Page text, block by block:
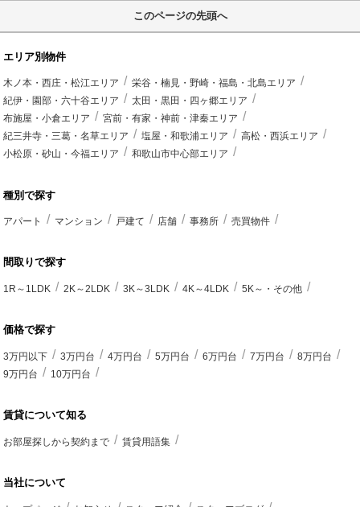
このページの先頭へ
エリア別物件
木ノ本・西庄・松江エリア
栄谷・楠見・野崎・福島・北島エリア
紀伊・園部・六十谷エリア
太田・黒田・四ヶ郷エリア
布施屋・小倉エリア
宮前・有家・神前・津秦エリア
紀三井寺・三葛・名草エリア
塩屋・和歌浦エリア
高松・西浜エリア
小松原・砂山・今福エリア
和歌山市中心部エリア
種別で探す
アパート マンション 戸建て 店舗 事務所 売買物件
間取りで探す
1R～1LDK 2K～2LDK 3K～3LDK 4K～4LDK 5K～・その他
価格で探す
3万円以下 3万円台 4万円台 5万円台 6万円台 7万円台
8万円台
9万円台
10万円台
賃貸について知る
お部屋探しから契約まで 賃貸用語集
当社について